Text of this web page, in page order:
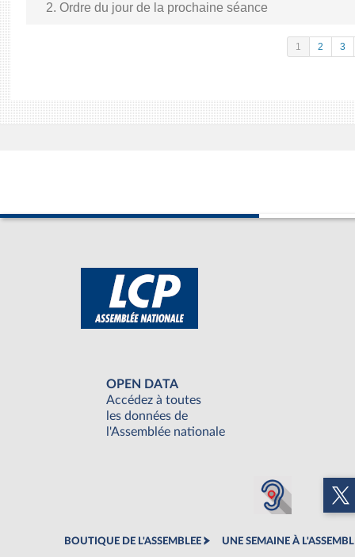
2. Ordre du jour de la prochaine séance
1 2 3
OPEN DATA
Accédez à toutes
les données de
l'Assemblée nationale
BOUTIQUE DE L'ASSEMBLEE UNE SEMAINE À